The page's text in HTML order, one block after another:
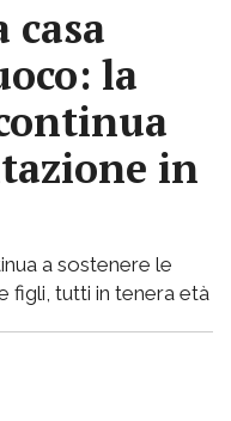
casa
la
in
a sostenere le
figli, tutti in tenera età